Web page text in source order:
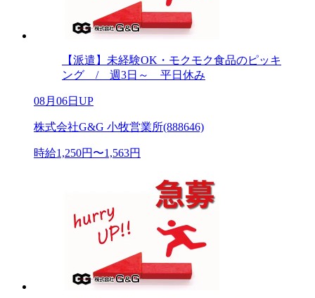
【派遣】未経験OK・モクモク食品のピッキ
ング / 週3日～ 平日休み
08月06日UP
株式会社G&G 小牧営業所(888646)
時給1,250円〜1,563円